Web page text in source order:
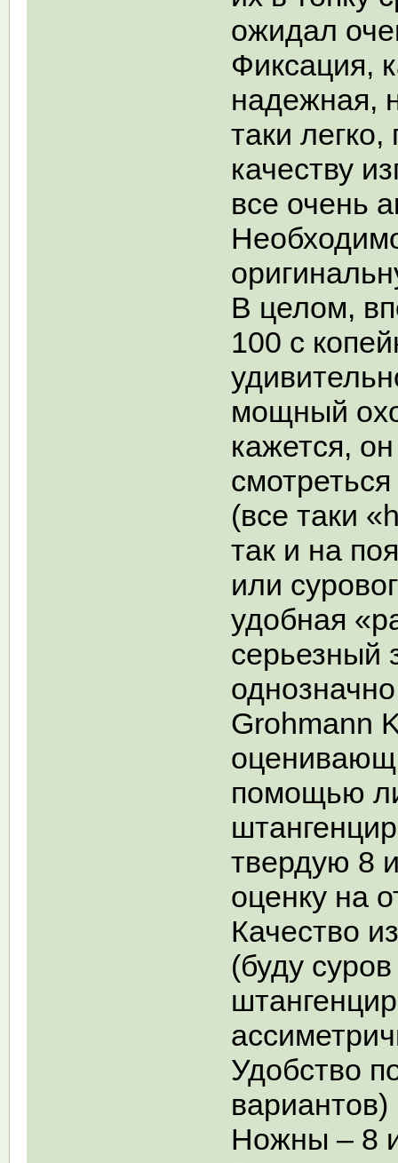
ожидал
Фиксация,
надежная,
таки
качеству
все очень
В целом,
100 с
мощный
кажется,
(все таки
так и на
или
удобная
серьезный
Grohmann
помощью
твердую 8
оценку на
Качество
(буду
Удобство
вариантов)
Ножны – 8